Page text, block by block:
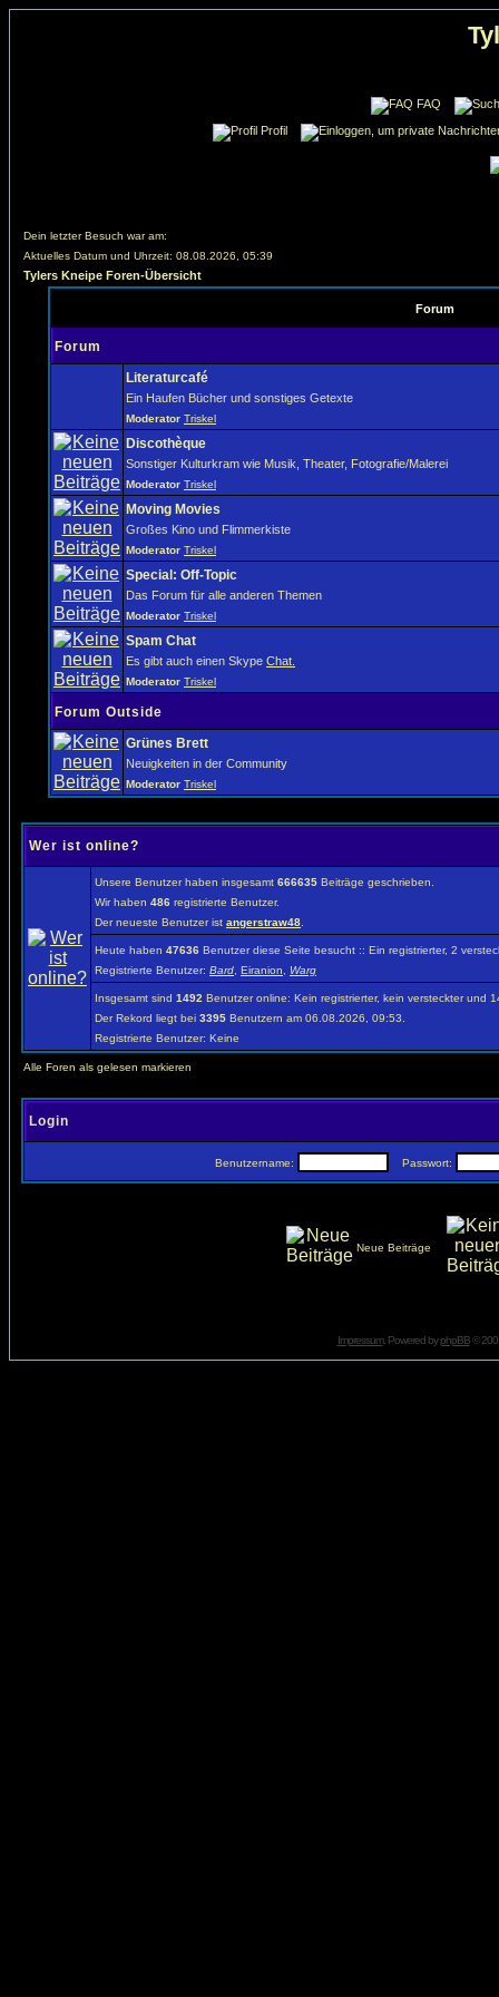
FAQ
Profil
Dein letzter Besuch war am:
Aktuelles Datum und Uhrzeit: 08.08.2026, 05:39
Tylers Kneipe Foren-Übersicht
Forum
Forum
Literaturcafé
Ein Haufen Bücher und sonstiges Getexte
Moderator Triskel
Discothèque
Sonstiger Kulturkram wie Musik, Theater, Fotografie/Malerei
Moderator Triskel
Moving Movies
Großes Kino und Flimmerkiste
Moderator Triskel
Special: Off-Topic
Das Forum für alle anderen Themen
Moderator Triskel
Spam Chat
Es gibt auch einen Skype Chat.
Moderator Triskel
Forum Outside
Grünes Brett
Neuigkeiten in der Community
Moderator Triskel
Wer ist online?
Unsere Benutzer haben insgesamt 666635 Beiträge geschrieben.
Wir haben 486 registrierte Benutzer.
Der neueste Benutzer ist angerstraw48
Heute haben 47636 Benutzer diese Seite besucht :: Ein registrierter, 2
Registrierte Benutzer: Bard Eiranion Warg
Insgesamt sind 1492 Benutzer online: Kein registrierter, kein versteckter und
Der Rekord liegt bei 3395 Benutzern am 06.08.2026, 09:53.
Registrierte Benutzer: Keine
Alle Foren als gelesen markieren
Login
Benutzername: Passwort:
Neue Beiträge
Impressum. Powered byphpBB©